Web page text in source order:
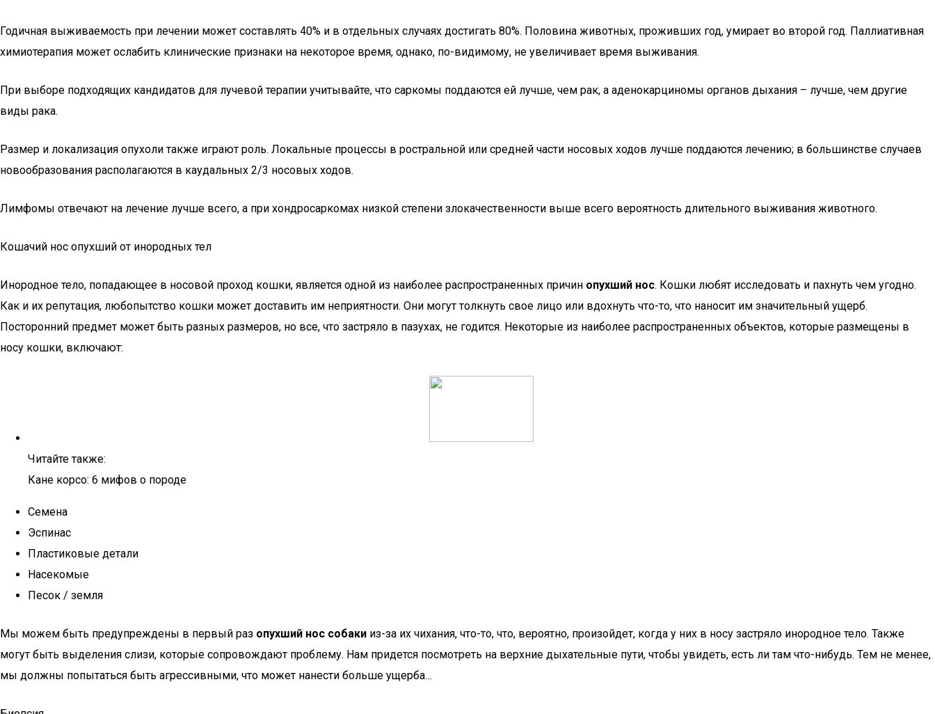
Годичная выживаемость при лечении может составлять 40% и в отдельных случаях достигать 80%. Половина животных, проживших год, умирает во второй год. Паллиативная
химиотерапия может ослабить клинические признаки на некоторое время, однако, по-видимому, не увеличивает время выживания.
При выборе подходящих кандидатов для лучевой терапии учитывайте, что саркомы поддаются ей лучше, чем рак, а аденокарциномы органов дыхания – лучше, чем другие
виды рака.
Размер и локализация опухоли также играют роль. Локальные процессы в ростральной или средней части носовых ходов лучше поддаются лечению; в большинстве случаев
новообразования располагаются в каудальных 2/3 носовых ходов.
Лимфомы отвечают на лечение лучше всего, а при хондросаркомах низкой степени злокачественности выше всего вероятность длительного выживания животного.
Кошачий нос опухший от инородных тел
Инородное тело, попадающее в носовой проход кошки, является одной из наиболее распространенных причин опухший нос. Кошки любят исследовать и пахнуть чем угодно.
Как и их репутация, любопытство кошки может доставить им неприятности. Они могут толкнуть свое лицо или вдохнуть что-то, что наносит им значительный ущерб.
Посторонний предмет может быть разных размеров, но все, что застряло в пазухах, не годится. Некоторые из наиболее распространенных объектов, которые размещены в
носу кошки, включают:
Читайте также:
Кане корсо: 6 мифов о породе
Семена
Эспинас
Пластиковые детали
Насекомые
Песок / земля
Мы можем быть предупреждены в первый раз опухший нос собаки из-за их чихания, что-то, что, вероятно, произойдет, когда у них в носу застряло инородное тело. Также
могут быть выделения слизи, которые сопровождают проблему. Нам придется посмотреть на верхние дыхательные пути, чтобы увидеть, есть ли там что-нибудь. Тем не менее,
мы должны попытаться быть агрессивными, что может нанести больше ущерба…